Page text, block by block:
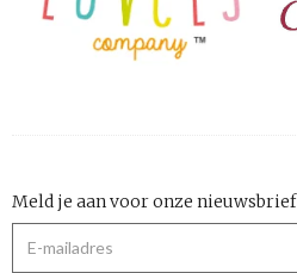
Meld je aan voor onze nieuwsbrief